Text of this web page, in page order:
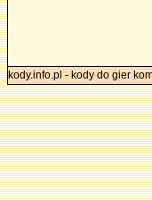
kody.info.pl - kody do gier